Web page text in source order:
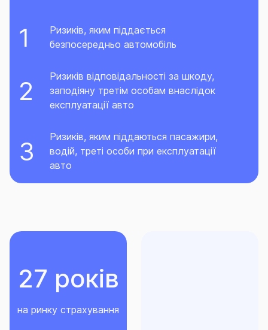
Ризиків, яким піддається
безпосередньо автомобіль
Ризиків відповідальності за шкоду,
заподіяну третім особам внаслідок
експлуатації авто
Ризиків, яким піддаються пасажири,
водій, треті особи при експлуатації
авто
27 років
на ринку страхування